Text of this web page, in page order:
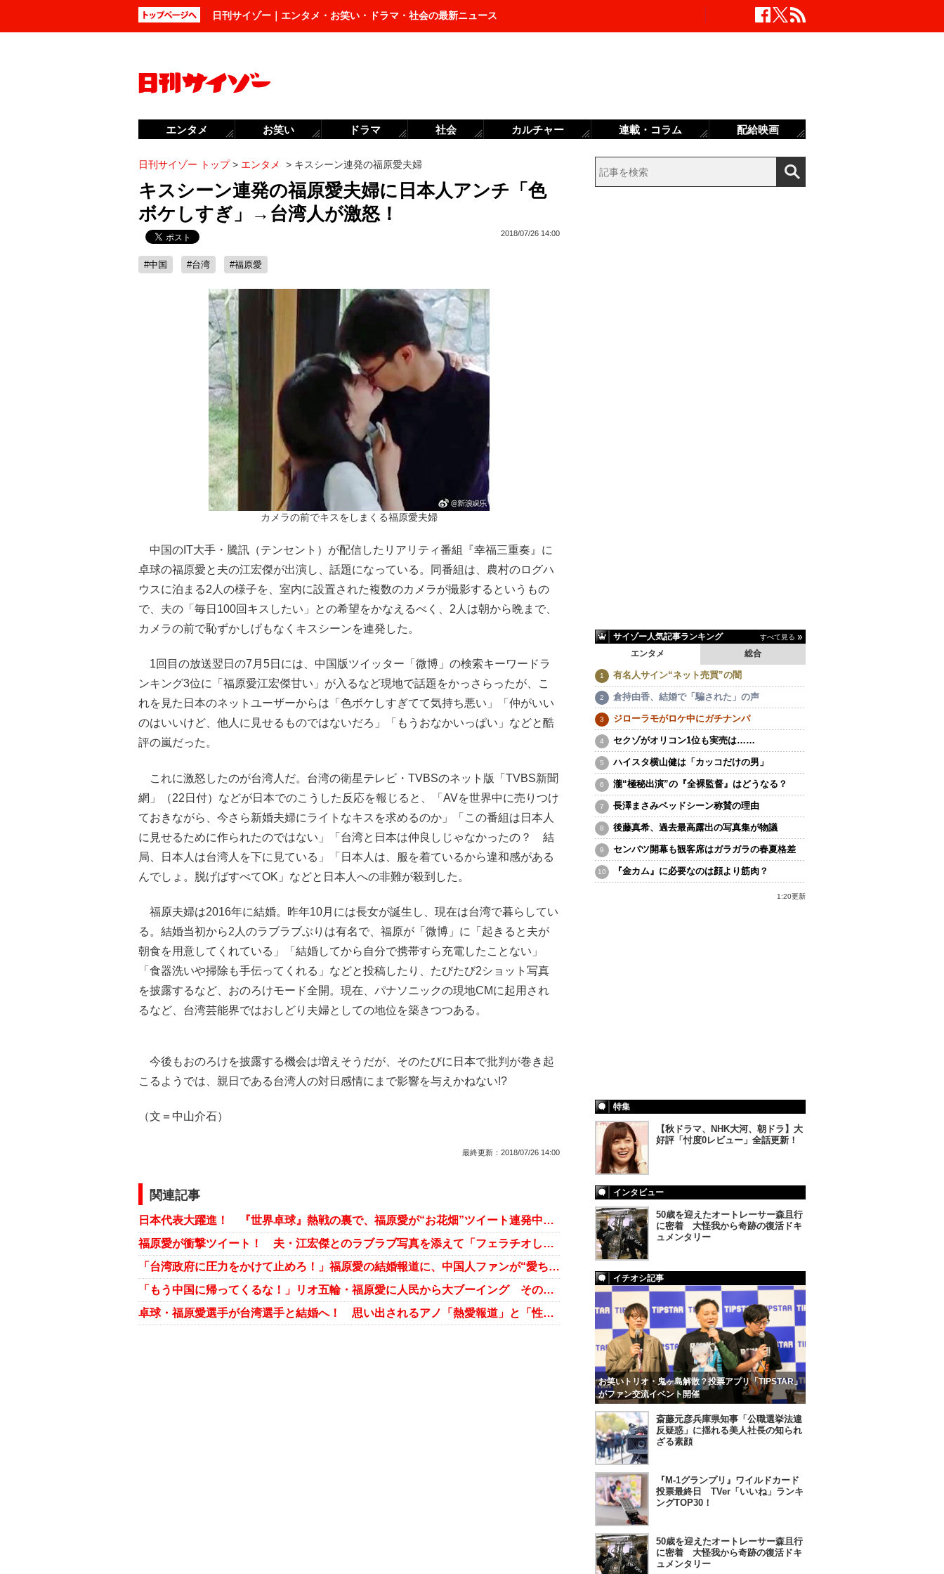
日刊サイゾー｜エンタメ・お笑い・ドラマ・社会の最新ニュース
日刊サイゾー トップ> エンタメ > キスシーン連発の福原愛夫婦
キスシーン連発の福原愛夫婦に日本人アンチ「色
ボケしすぎ」→台湾人が激怒！
2018/07/26 14:00
#中国 #台湾 #福原愛
カメラの前でキスをしまくる福原愛夫婦
中国のIT大手・騰訊（テンセント）が配信したリアリティ番組『幸福三重奏』に
卓球の福原愛と夫の江宏傑が出演し、話題になっている。同番組は、農村のログハ
ウスに泊まる2人の様子を、室内に設置された複数のカメラが撮影するというもの
で、夫の「毎日100回キスしたい」との希望をかなえるべく、2人は朝から晩まで、
カメラの前で恥ずかしげもなくキスシーンを連発した。
1回目の放送翌日の7月5日には、中国版ツイッター「微博」の検索キーワードラ
ンキング3位に「福原愛江宏傑甘い」が入るなど現地で話題をかっさらったが、こ
れを見た日本のネットユーザーからは「色ボケしすぎてて気持ち悪い」「仲がいい
のはいいけど、他人に見せるものではないだろ」「もうおなかいっぱい」などと酷
評の嵐だった。
これに激怒したのが台湾人だ。台湾の衛星テレビ・TVBSのネット版「TVBS新聞
網」（22日付）などが日本でのこうした反応を報じると、「AVを世界中に売りつけ
ておきながら、今さら新婚夫婦にライトなキスを求めるのか」「この番組は日本人
に見せるために作られたのではない」「台湾と日本は仲良しじゃなかったの？ 結
局、日本人は台湾人を下に見ている」「日本人は、服を着ているから違和感がある
んでしょ。脱げばすべてOK」などと日本人への非難が殺到した。
福原夫婦は2016年に結婚。昨年10月には長女が誕生し、現在は台湾で暮らしてい
る。結婚当初から2人のラブラブぶりは有名で、福原が「微博」に「起きると夫が
朝食を用意してくれている」「結婚してから自分で携帯すら充電したことない」
「食器洗いや掃除も手伝ってくれる」などと投稿したり、たびたび2ショット写真
を披露するなど、おのろけモード全開。現在、パナソニックの現地CMに起用され
るなど、台湾芸能界ではおしどり夫婦としての地位を築きつつある。
今後もおのろけを披露する機会は増えそうだが、そのたびに日本で批判が巻き起
こるようでは、親日である台湾人の対日感情にまで影響を与えかねない!?
（文＝中山介石）
最終更新： 2018/07/26 14:00
関連記事
日本代表大躍進！ 『世界卓球』熱戦の裏で、福原愛が“お花畑”ツイート連発中……
福原愛が衝撃ツイート！ 夫・江宏傑とのラブラブ写真を添えて「フェラチオします」!?
「台湾政府に圧力をかけて止めろ！」福原愛の結婚報道に、中国人ファンが“愛ちゃんロス”！
「もう中国に帰ってくるな！」リオ五輪・福原愛に人民から大ブーイング その意外な理由とは？
卓球・福原愛選手が台湾選手と結婚へ！ 思い出されるアノ「熱愛報道」と「性欲強い」説
サイゾー人気記事ランキング すべて見る
エンタメ 総合
有名人サイン“ネット売買”の闇
倉持由香、結婚で「騙された」の声
ジローラモがロケ中にガチナンパ
セクゾがオリコン1位も実売は……
ハイスタ横山健は「カッコだけの男」
瀧“極秘出演”の『全裸監督』はどうなる？
長澤まさみベッドシーン称賛の理由
後藤真希、過去最高露出の写真集が物議
センバツ開幕も観客席はガラガラの春夏格差
『金カム』に必要なのは顔より筋肉？
1:20更新
特集
【秋ドラマ、NHK大河、朝ドラ】大
好評「忖度0レビュー」全話更新！
インタビュー
50歳を迎えたオートレーサー森且行
に密着 大怪我から奇跡の復活ドキ
ュメンタリー
イチオシ記事
お笑いトリオ・鬼ヶ島解散？投票アプリ「TIPSTAR」
がファン交流イベント開催
斎藤元彦兵庫県知事「公職選挙法違
反疑惑」に揺れる美人社長の知られ
ざる素顔
『M-1グランプリ』ワイルドカード
投票最終日 TVer「いいね」ランキ
ングTOP30！
50歳を迎えたオートレーサー森且行
に密着 大怪我から奇跡の復活ドキ
ュメンタリー
エンタメ お笑い ドラマ 社会 カルチャー 連載・コラム 配給映画